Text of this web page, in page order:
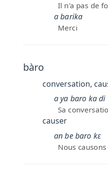
Il n'a pas de
a barika
Merci
bàro
conversation,
a ya baro ka di
Sa
causer
an be baro kɛ
Nous causons